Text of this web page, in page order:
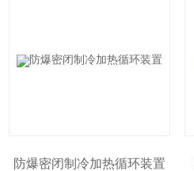
防爆密闭制冷加热循环装置